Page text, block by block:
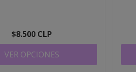
$8.500 CLP
VER OPCIONES